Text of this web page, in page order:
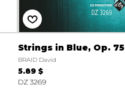
Strings in Blue, Op. 75
BRAID David
5.89 $
DZ 3269